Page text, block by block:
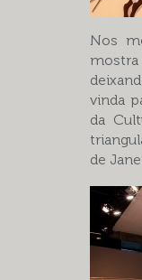
Nos
mostra
vinda
da
de